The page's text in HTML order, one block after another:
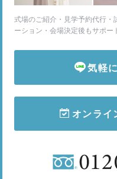
式場のご紹介・見学予約代行・
ーション・会場決定後もサポー
気軽
オンライ